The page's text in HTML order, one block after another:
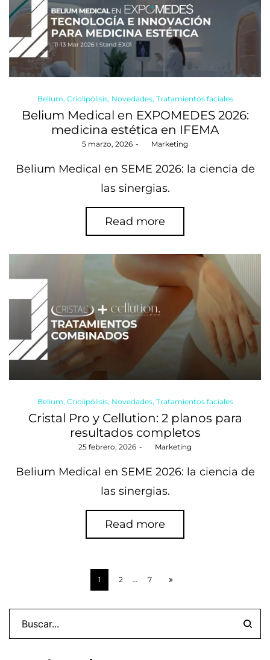
Posted
in
Belium Criolipólisis Novedades Tratamientos faciales
Belium Medical en EXPOMEDES 2026:
medicina estética en IFEMA
Posted
5 marzo, 2026 Marketing
Belium Medical en SEME 2026: la ciencia de
las sinergias.
Read more
Posted
in
Belium Criolipólisis Novedades Tratamientos faciales
Cristal Pro y Cellution: 2 planos para
resultados completos
Posted
25 febrero, 2026 Marketing
Belium Medical en SEME 2026: la ciencia de
las sinergias.
Read more
1 2 … 7